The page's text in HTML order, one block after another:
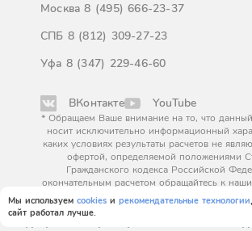
Мы используем cookies и рекомендательные технологии
сайт работал лучше.
Москва8 (495) 666-23-37
СПБ 8 (812) 309-27-23
Уфа 8 (347) 229-46-60
ВКонтакте YouTube
* Обращаем Ваше внимание на то, что
носит исключительно информационный
каких условиях результаты расчетов не
офертой, определяемой положениями
Гражданского кодекса Российской
окончательным расчетом обращайтесь к
© Курорт Эксперт. Проект компании